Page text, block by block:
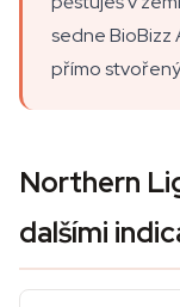
sedne BioBizz
přímo
Northern
dalšími